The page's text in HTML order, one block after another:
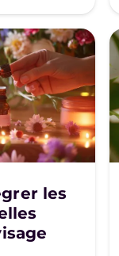
les